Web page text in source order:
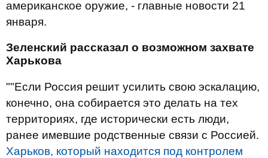
американское оружие, - главные новости 21
января.
Зеленский рассказал о возможном захвате
Харькова
""Если Россия решит усилить свою эскалацию,
конечно, она собирается это делать на тех
территориях, где исторически есть люди,
ранее имевшие родственные связи с Россией.
Харьков, который находится под контролем